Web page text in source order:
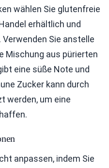
wählen Sie glutenfreie
erhältlich und
Sie anstelle
Mischung aus pürierten
eine süße Note und
Zucker kann durch
werden, um eine
anpassen, indem Sie